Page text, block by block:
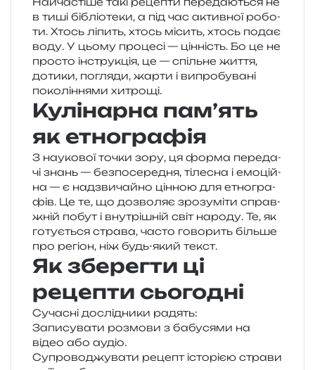
в тиші бібліо­те­ки, а під час актив­ної робо­
ти. Хтось ліпить, хтось місить, хтось подає
воду. У цьому про­це­сі — цін­ність. Бо це не
про­сто інстру­кція, це — спіль­не життя,
доти­ки, погля­ди, жарти і випро­бу­ва­ні
поко­лі­н­ня­ми хитрощі.
Кулінарна пам’ять
як етнографія
З нау­ко­вої точки зору, ця форма пере­да­
чі знань — без­по­се­ре­дня, тіле­сна і емо­цій­
на — є над­зви­чай­но цін­ною для етно­гра­
фів. Це те, що дозво­ляє зро­зу­мі­ти справ­
жній побут і вну­трі­шній світ наро­ду. Те, як
готу­є­ться стра­ва, часто гово­рить біль­ше
про регіон, ніж будь-який текст.
Як зберегти ці
рецепти сьогодні
Сучасні дослі­дни­ки радять:
Записувати роз­мо­ви з бабу­ся­ми на
відео або аудіо.
Супроводжувати рецепт істо­рі­єю стра­ви